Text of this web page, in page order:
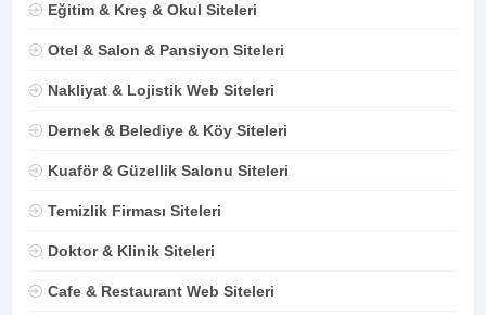
Eğitim & Kreş & Okul Siteleri
Otel & Salon & Pansiyon Siteleri
Nakliyat & Lojistik Web Siteleri
Dernek & Belediye & Köy Siteleri
Kuaför & Güzellik Salonu Siteleri
Temizlik Firması Siteleri
Doktor & Klinik Siteleri
Cafe & Restaurant Web Siteleri